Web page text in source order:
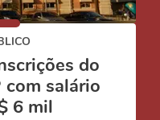
do
com salário
6 mil